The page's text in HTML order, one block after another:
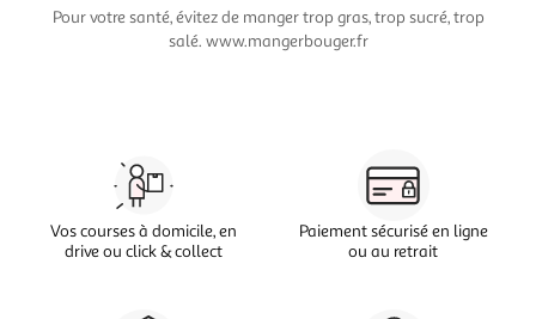
Pour votre santé, évitez de manger trop gras, trop sucré, trop
salé. www.mangerbouger.fr
Vos courses à domicile, en
drive ou click & collect
Paiement sécurisé en ligne
ou au retrait